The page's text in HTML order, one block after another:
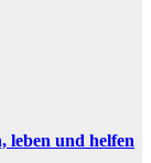
leben und helfen